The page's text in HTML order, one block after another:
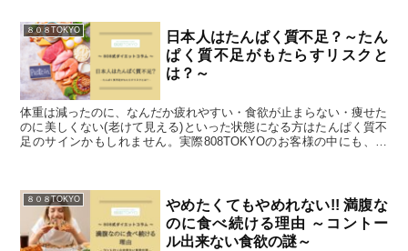
８０８TOKYO
日本人はたんぱく質不足？～たん
ぱく質不足がもたらすリスクと
は？～
体重は減ったのに、なんだか疲れやすい・食欲が止まらない・痩せた
のに美しくない(老けて見える)といった状態になる方はたんぱく質不
足のサインかもしれません。実際808TOKYOのお客様の中にも、他
８０８TOKYO
やめたくてもやめれない!! 満腹な
のに食べ続ける理由 ～コントー
ル出来ない食欲の謎～